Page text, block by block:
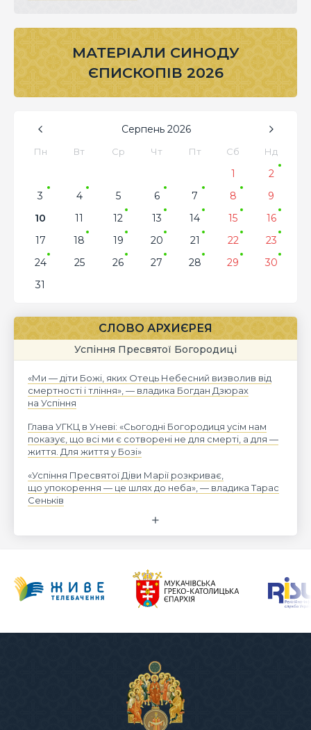
МАТЕРІАЛИ СИНОДУ
ЄПИСКОПІВ 2026
Серпень 2026
Пн Вт Ср Чт Пт Сб Нд
1
2
3
4 5 6 7 8
9
10
11 12 13 14 15
16
17
18 19 20 21 22
23
24
25 26 27 28 29
30
31
СЛОВО АРХИЄРЕЯ
Успіння Пресвятої Богородиці
«Ми — діти Божі, яких Отець Небесний визволив від
смертності і тління», — владика Богдан Дзюрах
на Успіння
Глава УГКЦ в Уневі: «Сьогодні Богородиця усім нам
показує, що всі ми є сотворені не для смерті, а для —
життя. Для життя у Бозі»
«Успіння Пресвятої Діви Марії розкриває,
що упокорення — це шлях до неба», — владика Тарас
Сеньків